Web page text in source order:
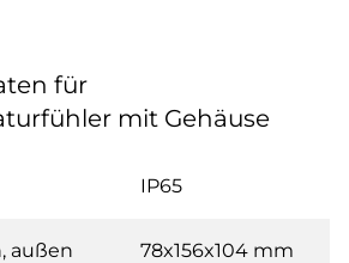
für
mit Gehäuse
IP65
außen
78x156x104 mm